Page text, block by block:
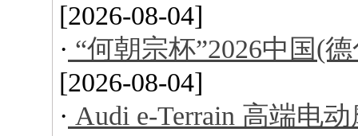
[2026-08-04]
· “何朝宗杯”2026中国(
[2026-08-04]
· Audi e-Terrain 高端电